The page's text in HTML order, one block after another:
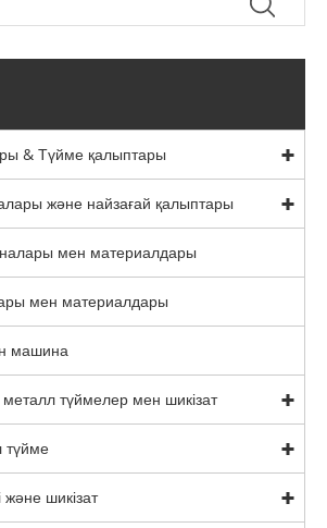
& Түйме қалыптары
және найзағай қалыптары
мен материалдары
мен материалдары
машина
түймелер мен шикізат
түйме
шикізат